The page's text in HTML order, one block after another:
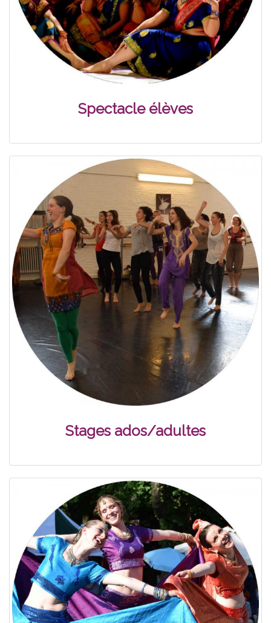
Spectacle élèves
Stages ados/adultes